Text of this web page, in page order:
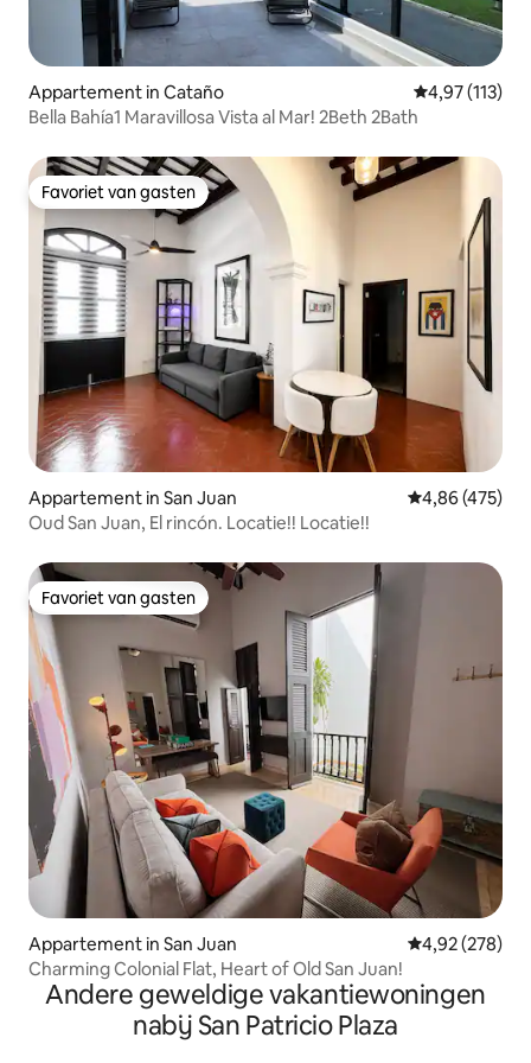
Appartement in Cataño Gemiddelde
4,97 (113)
Bella Bahía1 Maravillosa Vista al Mar! 2Beth 2Bath
Favoriet van gasten
Favoriet van gasten
Appartement in San Juan Gemiddelde
4,86 (475)
Oud San Juan, El rincón. Locatie!! Locatie!!
Favoriet van gasten
Favoriet van gasten
Appartement in San Juan Gemiddelde
4,92 (278)
Charming Colonial Flat, Heart of Old San Juan!
Andere geweldige vakantiewoningen
nabij San Patricio Plaza